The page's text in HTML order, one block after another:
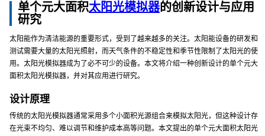
单个元大面积太阳光模拟器的创新设计与应用
研究
太阳能作为清洁能源的重要形式，受到了越来越多的关注。太阳能设备的研发和
测试需要大量的太阳光照射，而天气条件的不稳定性和季节性限制了太阳光的使
用。太阳光模拟器成为了必不可少的设备。本文将介绍一种创新设计的单个元大
面积太阳光模拟器，并对其应用进行研究。
设计原理
传统的太阳光模拟器通常采用多个小面积光源组合来模拟太阳光，但这种设计存
在光束不均匀、难以调节和维护成本高等问题。本文提出的单个元大面积太阳光